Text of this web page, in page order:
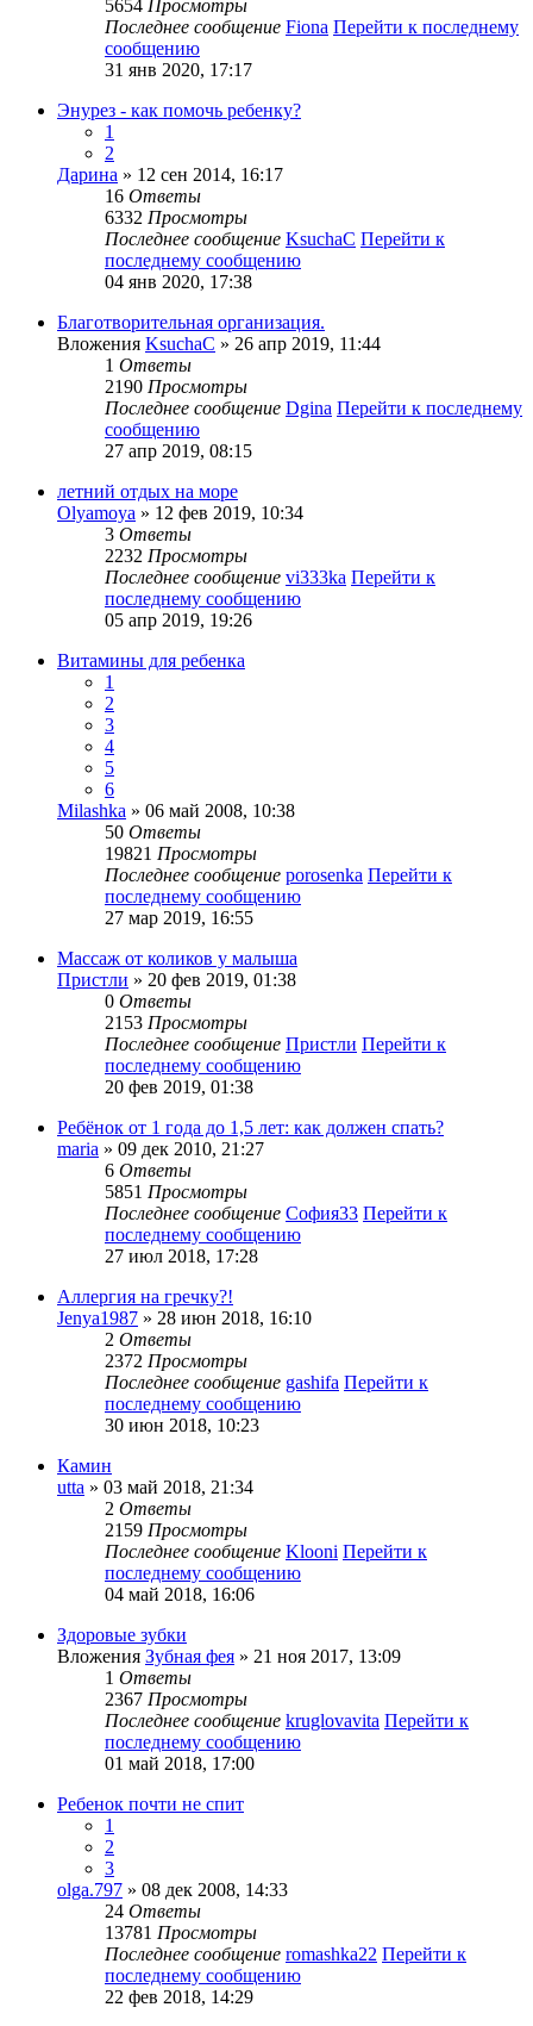
5654 Просмотры
Последнее сообщение Fiona Перейти к последнему
сообщению
31 янв 2020, 17:17
Энурез - как помочь ребенку?
1
2
Дарина » 12 сен 2014, 16:17
16 Ответы
6332 Просмотры
Последнее сообщение KsuchaC Перейти к
последнему сообщению
04 янв 2020, 17:38
Благотворительная организация.
Вложения KsuchaC » 26 апр 2019, 11:44
1 Ответы
2190 Просмотры
Последнее сообщение Dgina Перейти к последнему
сообщению
27 апр 2019, 08:15
летний отдых на море
Olyamoya » 12 фев 2019, 10:34
3 Ответы
2232 Просмотры
Последнее сообщение vi333ka Перейти к
последнему сообщению
05 апр 2019, 19:26
Витамины для ребенка
1
2
3
4
5
6
Milashka » 06 май 2008, 10:38
50 Ответы
19821 Просмотры
Последнее сообщение porosenka Перейти к
последнему сообщению
27 мар 2019, 16:55
Массаж от коликов у малыша
Пристли » 20 фев 2019, 01:38
0 Ответы
2153 Просмотры
Последнее сообщение Пристли Перейти к
последнему сообщению
20 фев 2019, 01:38
Ребёнок от 1 года до 1,5 лет: как должен спать?
maria » 09 дек 2010, 21:27
6 Ответы
5851 Просмотры
Последнее сообщение София33 Перейти к
последнему сообщению
27 июл 2018, 17:28
Аллергия на гречку?!
Jenya1987 » 28 июн 2018, 16:10
2 Ответы
2372 Просмотры
Последнее сообщение gashifa Перейти к
последнему сообщению
30 июн 2018, 10:23
Камин
utta » 03 май 2018, 21:34
2 Ответы
2159 Просмотры
Последнее сообщение Klooni Перейти к
последнему сообщению
04 май 2018, 16:06
Здоровые зубки
Вложения Зубная фея » 21 ноя 2017, 13:09
1 Ответы
2367 Просмотры
Последнее сообщение kruglovavita Перейти к
последнему сообщению
01 май 2018, 17:00
Ребенок почти не спит
1
2
3
olga.797 » 08 дек 2008, 14:33
24 Ответы
13781 Просмотры
Последнее сообщение romashka22 Перейти к
последнему сообщению
22 фев 2018, 14:29